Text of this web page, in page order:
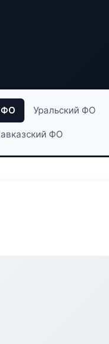
ФО Уральский ФО
ФО